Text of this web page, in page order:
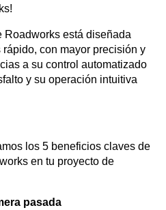
Roadworks está diseñada
con mayor precisión y
a su control automatizado
y su operación intuitiva
los 5 beneficios claves de
en tu proyecto de
pasada